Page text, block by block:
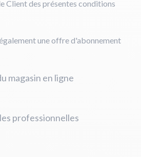
Client des présentes conditions
une offre d'abonnement
magasin en ligne
professionnelles